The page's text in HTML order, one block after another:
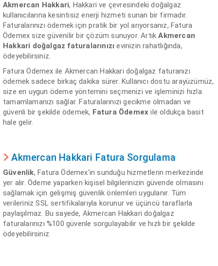
Akmercan Hakkari, Hakkari ve çevresindeki doğalgaz
kullanıcılarına kesintisiz enerji hizmeti sunan bir firmadır.
Faturalarınızı ödemek için pratik bir yol arıyorsanız, Fatura
Ödemex size güvenilir bir çözüm sunuyor. ArtıkAkmercan
Hakkari doğalgaz faturalarınızı evinizin rahatlığında,
ödeyebilirsiniz.
Fatura Ödemex ile Akmercan Hakkari doğalgaz faturanızı
ödemek sadece birkaç dakika sürer. Kullanıcı dostu arayüzümüz,
size en uygun ödeme yöntemini seçmenizi ve işleminizi hızla
tamamlamanızı sağlar. Faturalarınızı gecikme olmadan ve
güvenli bir şekilde ödemek, Fatura Ödemex ile oldukça basit
hale gelir.
Akmercan Hakkari Fatura Sorgulama
Güvenlik, Fatura Ödemex'in sunduğu hizmetlerin merkezinde
yer alır. Ödeme yaparken kişisel bilgilerinizin güvende olmasını
sağlamak için gelişmiş güvenlik önlemleri uygulanır. Tüm
verileriniz SSL sertifikalarıyla korunur ve üçüncü taraflarla
paylaşılmaz. Bu sayede, Akmercan Hakkari doğalgaz
faturalarınızı %100 güvenle sorgulayabilir ve hızlı bir şekilde
ödeyebilirsiniz.